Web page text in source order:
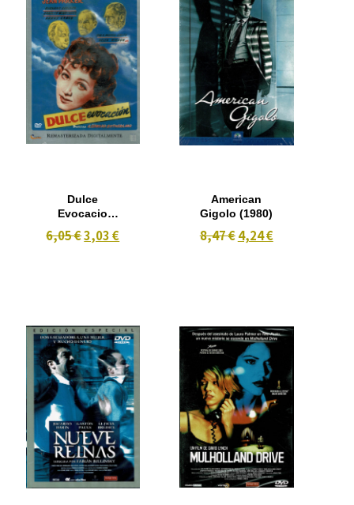
Dulce
Evocacio
6,05 €3,03 €
American
Gigolo (1980)
8,47 € 4,24 €